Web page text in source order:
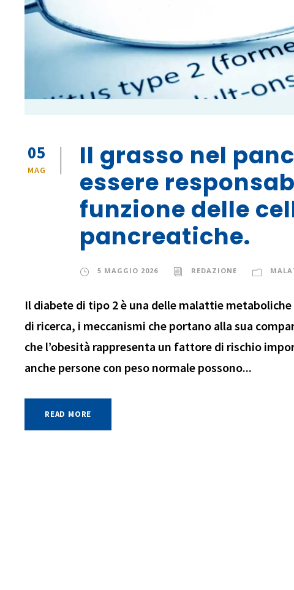
05
MAG
Il grasso nel
essere
funzione delle
pancreatiche.
5 MAGGIO 2026 REDAZIONE
Il diabete di tipo 2 è una delle malattie
di ricerca, i meccanismi che portano alla sua
che l’obesità rappresenta un fattore di rischio
anche persone con peso normale possono...
READ MORE